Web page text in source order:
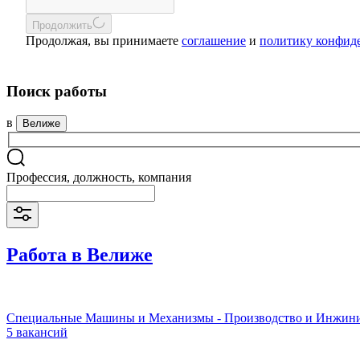
Продолжить
Продолжая, вы принимаете соглашение и политику
Поиск работы
в Велиже
Профессия, должность, компания
Работа в Велиже
Специальные Машины и Механизмы - Производство и
5 вакансий